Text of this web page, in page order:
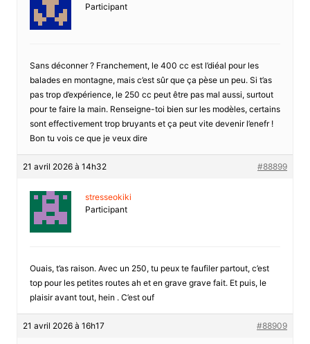
Participant
Sans déconner ? Franchement, le 400 cc est l’diéal pour les
balades en montagne, mais c’est sûr que ça pèse un peu. Si t’as
pas trop d’expérience, le 250 cc peut être pas mal aussi, surtout
pour te faire la main. Renseigne-toi bien sur les modèles, certains
sont effectivement trop bruyants et ça peut vite devenir l’enefr !
Bon tu vois ce que je veux dire
21 avril 2026 à 14h32 #88899
stresseokiki
Participant
Ouais, t’as raison. Avec un 250, tu peux te faufiler partout, c’est
top pour les petites routes ah et en grave grave fait. Et puis, le
plaisir avant tout, hein . C’est ouf
21 avril 2026 à 16h17 #88909